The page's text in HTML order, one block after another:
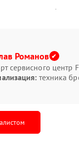
выделяются
отключения.
несмотря на
со временем
перепадов
Романов
сервисного центр
техника